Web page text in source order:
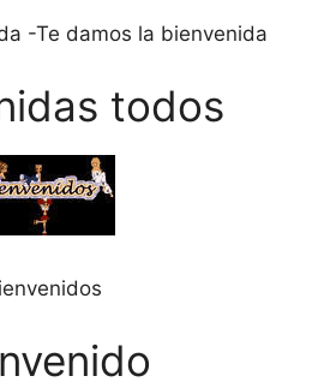
-Te damos la bienvenida
todos